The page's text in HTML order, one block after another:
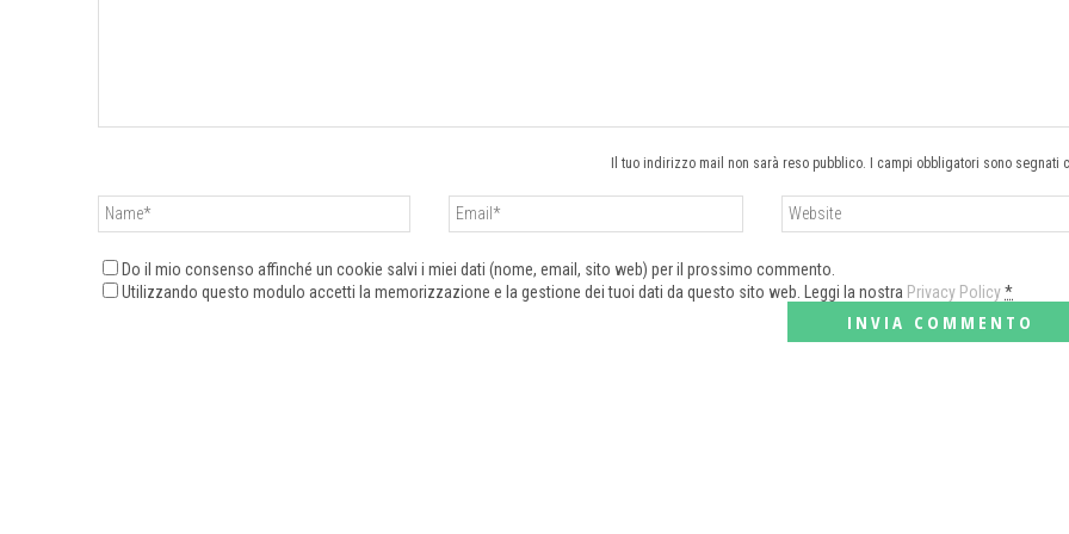
Il tuo indirizzo mail non sarà reso pubblico. I campi obbligatori sono segnati
Do il mio consenso affinché un cookie salvi i miei dati (nome, email, sito web) per il prossimo commento.
Utilizzando questo modulo accetti la memorizzazione e la gestione dei tuoi dati da questo sito web. Leggi la nostra Privacy Policy*